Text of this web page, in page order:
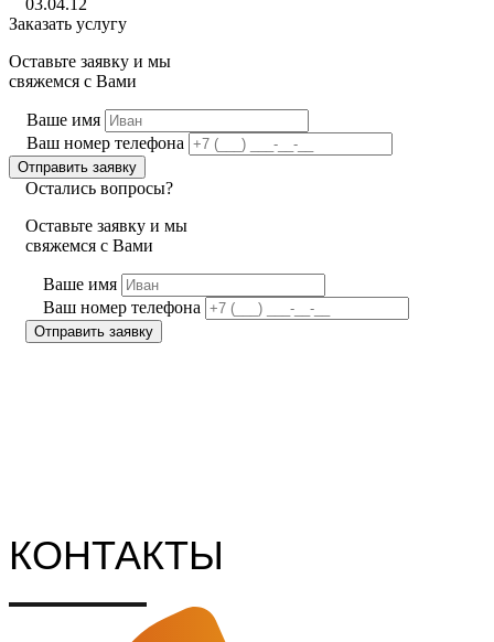
Заказать услугу
Оставьте заявку и мы
свяжемся с Вами
Ваше имя
Ваш номер телефона
Остались вопросы?
Оставьте заявку и мы
свяжемся с Вами
Ваше имя
Ваш номер телефона
КОНТАКТЫ